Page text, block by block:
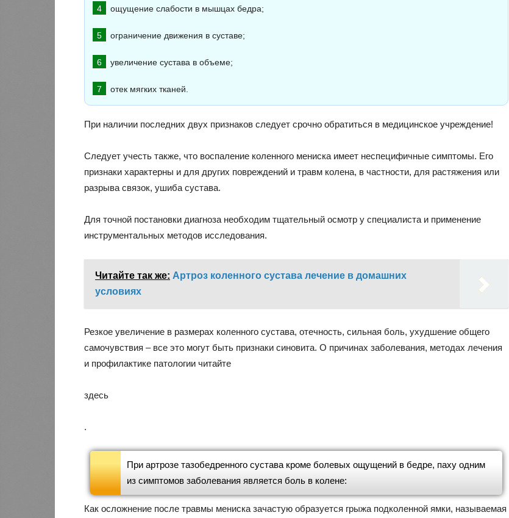
ощущение слабости в мышцах бедра;
ограничение движения в суставе;
увеличение сустава в объеме;
отек мягких тканей.
При наличии последних двух признаков следует срочно обратиться в медицинское учреждение!
Следует учесть также, что воспаление коленного мениска имеет неспецифичные симптомы. Его
признаки характерны и для других повреждений и травм колена, в частности, для растяжения или
разрыва связок, ушиба сустава.
Для точной постановки диагноза необходим тщательный осмотр у специалиста и применение
инструментальных методов исследования.
Читайте так же: Артроз коленного сустава лечение в домашних
условиях
Резкое увеличение в размерах коленного сустава, отечность, сильная боль, ухудшение общего
самочувствия – все это могут быть признаки синовита. О причинах заболевания, методах лечения
и профилактике патологии читайте
здесь
.
При артрозе тазобедренного сустава кроме болевых ощущений в бедре, паху одним
из симптомов заболевания является боль в колене:
Как осложнение после травмы мениска зачастую образуется грыжа подколенной ямки, называемая